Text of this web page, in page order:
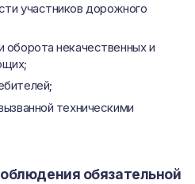
участников дорожного
некачественных и
техническими
обязательной